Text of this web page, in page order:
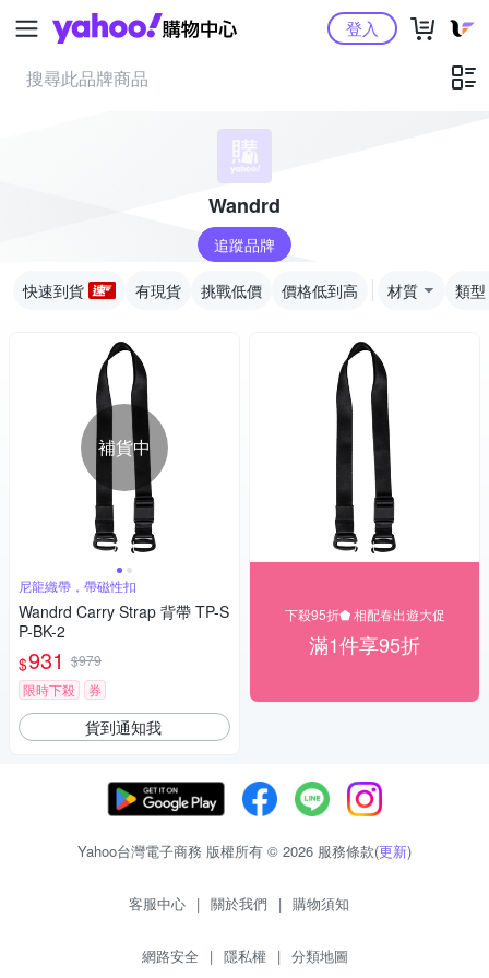
Yahoo購物中心登入
Wandrd
追蹤品牌
快速到貨 有現貨 挑戰低價 價格低到高 材質 類型
補貨中
尼龍織帶，帶磁性扣
Wandrd Carry Strap 背帶 TP-S
P-BK-2
$931 $979
限時下殺
券
貨到通知我
下殺95折⬟ 相配春出遊大促
滿1件享95折
Yahoo台灣電子商務 版權所有 © 2026 服務條款(更新)
客服中心 | 關於我們 | 購物須知
網路安全 | 隱私權 | 分類地圖